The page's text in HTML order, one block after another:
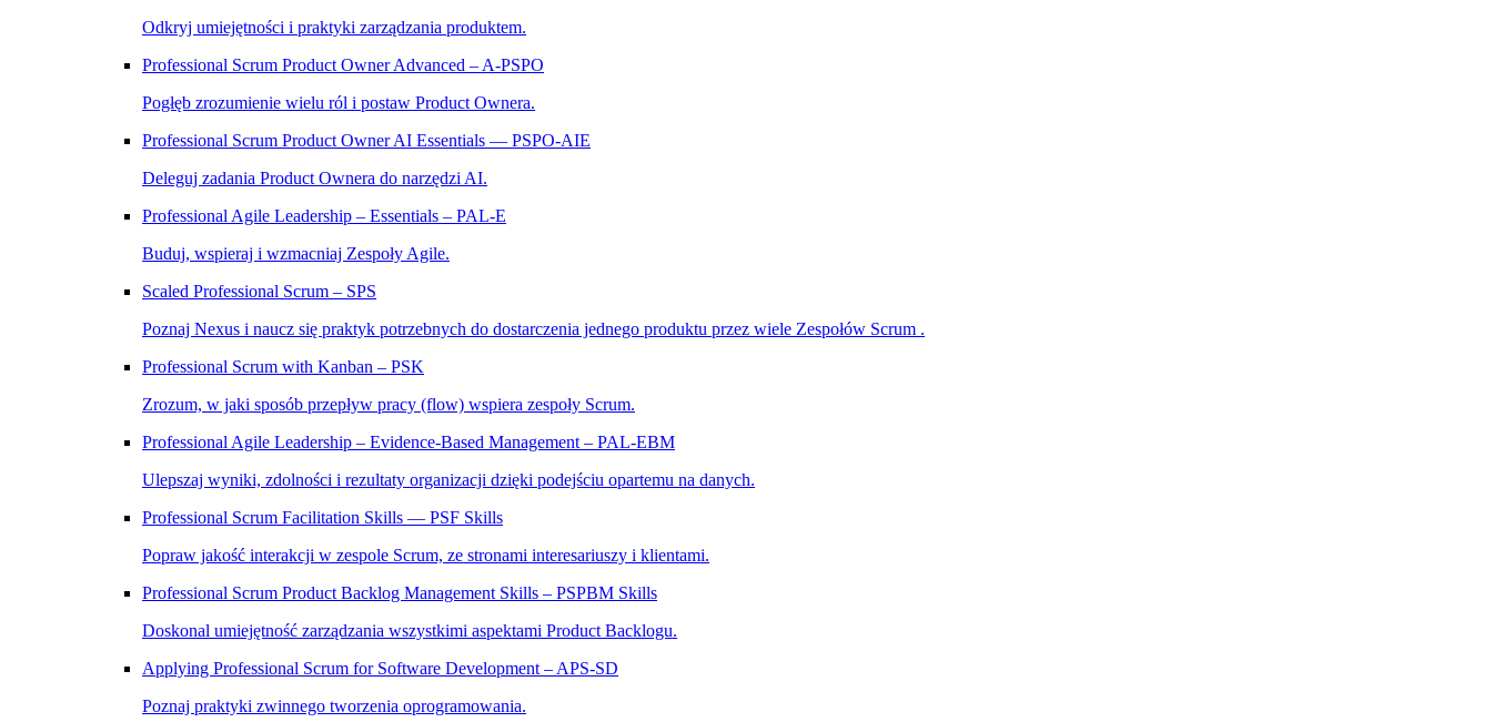
Odkryj umiejętności i praktyki zarządzania produktem.
Professional Scrum Product Owner Advanced – A‑PSPO
Pogłęb zrozumienie wielu ról i postaw Product Ownera.
Professional Scrum Product Owner AI Essentials — PSPO-AIE
Deleguj zadania Product Ownera do narzędzi AI.
Professional Agile Leadership – Essentials – PAL‑E
Buduj, wspieraj i wzmacniaj Zespoły Agile.
Scaled Professional Scrum – SPS
Poznaj Nexus i naucz się praktyk potrzebnych do dostarczenia jednego produktu przez wiele Zespołów Scrum .
Professional Scrum with Kanban – PSK
Zrozum, w jaki sposób przepływ pracy (flow) wspiera zespoły Scrum.
Professional Agile Leadership – Evidence-Based Management – PAL-EBM
Ulepszaj wyniki, zdolności i rezultaty organizacji dzięki podejściu opartemu na danych.
Professional Scrum Facilitation Skills — PSF Skills
Popraw jakość interakcji w zespole Scrum, ze stronami interesariuszy i klientami.
Professional Scrum Product Backlog Management Skills – PSPBM Skills
Doskonal umiejętność zarządzania wszystkimi aspektami Product Backlogu.
Applying Professional Scrum for Software Development – APS-SD
Poznaj praktyki zwinnego tworzenia oprogramowania.